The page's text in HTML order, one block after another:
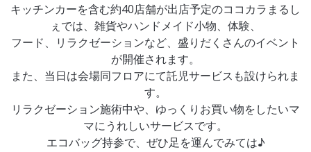
キッチンカーを含む約40店舗が出店予定のココカラまるし
ぇでは、雑貨やハンドメイド小物、体験、
フード、リラクゼーションなど、盛りだくさんのイベント
が開催されます。
また、当日は会場同フロアにて託児サービスも設けられま
す。
リラクゼーション施術中や、ゆっくりお買い物をしたいマ
マにうれしいサービスです。
エコバッグ持参で、ぜひ足を運んでみては♪